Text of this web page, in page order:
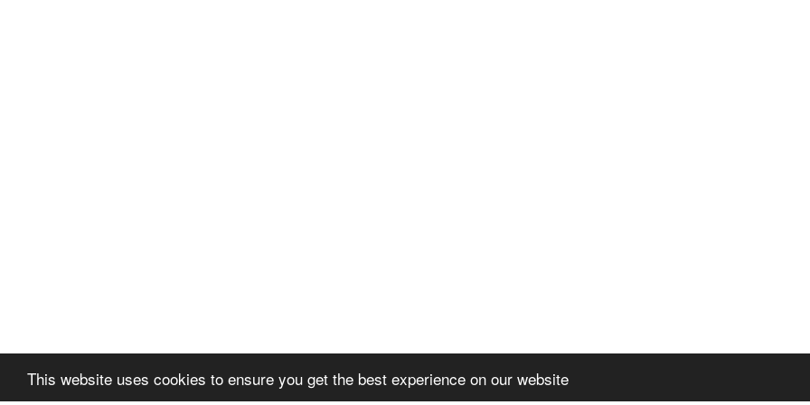
This website uses cookies to ensure you get the best experience on our website